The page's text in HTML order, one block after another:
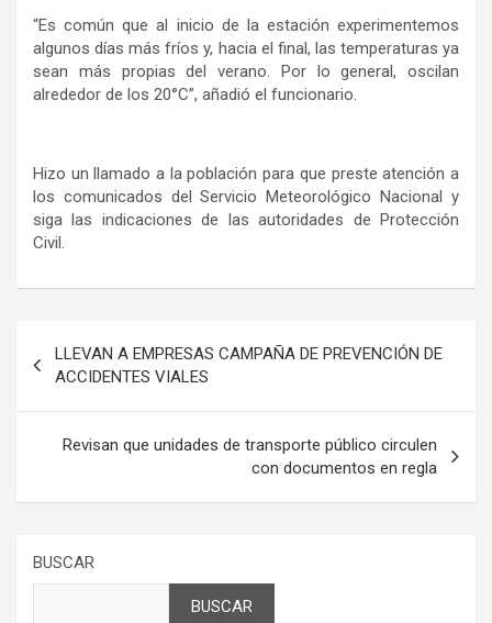
“Es común que al inicio de la estación experimentemos
algunos días más fríos y, hacia el final, las temperaturas ya
sean más propias del verano. Por lo general, oscilan
alrededor de los 20°C”, añadió el funcionario.
Hizo un llamado a la población para que preste atención a
los comunicados del Servicio Meteorológico Nacional y
siga las indicaciones de las autoridades de Protección
Civil.
de
entradas
LLEVAN A EMPRESAS CAMPAÑA DE PREVENCIÓN DE
ACCIDENTES VIALES
Revisan que unidades de transporte público circulen
con documentos en regla
BUSCAR
BUSCAR